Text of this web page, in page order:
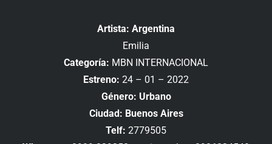
Artista: Argentina
Emilia
Categoría: MBN INTERNACIONAL
Estreno: 24 – 01 – 2022
Género: Urbano
Ciudad: Buenos Aires
Telf: 2779505